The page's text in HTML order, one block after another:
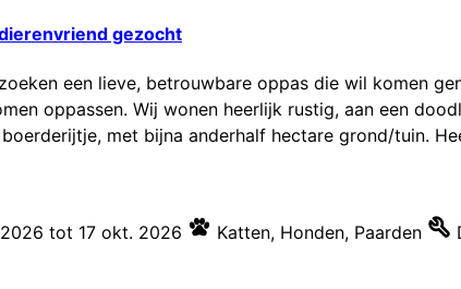
gezocht
een lieve, betrouwbare oppas die wil komen
oppassen. Wij wonen heerlijk rustig, aan een
met bijna anderhalf hectare grond/tuin.
tot 17 okt. 2026 Katten, Honden, Paarden